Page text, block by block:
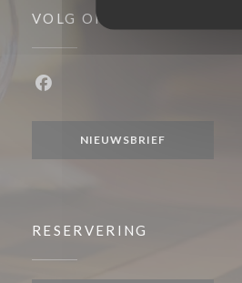
VOLG ONS
NIEUWSBRIEF
RESERVERING